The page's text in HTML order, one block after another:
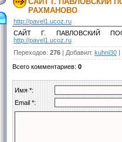
РАХМАНОВО
http://pavel1.ucoz.ru
САЙТ Г. ПАВЛОВСКИЙ
http://pavel1.ucoz.ru
Переходов: 276 | Добавил: kuhni30 |
Всего комментариев: 0
Имя *:
Email *: